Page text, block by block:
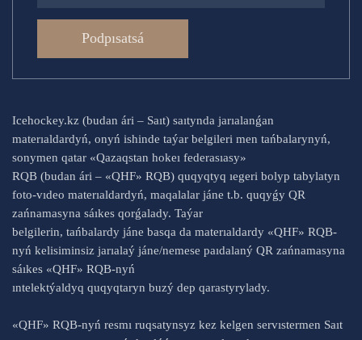
Podpısatsá
Icehockey.kz (budan ári – Saıt) saıtynda jarıalanǵan
materıaldardyń, onyń ishinde taýar belgileri men tańbalarynyń,
sonymen qatar «Qazaqstan hokeı federasıasy»
RQB (budan ári – «QHF» RQB) quqyqtyq ıegeri bolyp tabylatyn
foto-vıdeo materıaldardyń, maqalalar jáne t.b. quqyǵy QR
zańnamasyna sáıkes qorǵalady. Taýar
belgilerin, tańbalardy jáne basqa da materıaldardy «QHF» RQB-
nyń kelisiminsiz jarıalaý jáne/nemese paıdalaný QR zańnamasyna
sáıkes «QHF» RQB-nyń
ıntelektýaldyq quqyqtaryn buzý dep qarastyrylady.
«QHF» RQB-nyń resmı ruqsatynsyz kez kelgen servıstermen Saıt